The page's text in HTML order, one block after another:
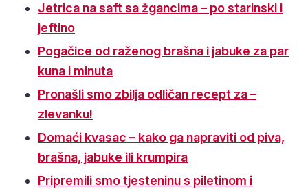
Jetrica na saft sa žgancima – po starinski i
jeftino
Pogačice od raženog brašna i jabuke za par
kuna i minuta
Pronašli smo zbilja odličan recept za –
zlevanku!
Domaći kvasac – kako ga napraviti od piva,
brašna, jabuke ili krumpira
Pripremili smo tjesteninu s piletinom i